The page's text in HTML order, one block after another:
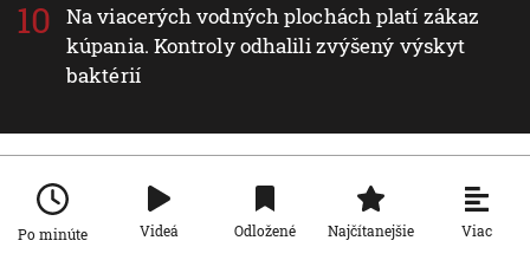
Na viacerých vodných plochách platí zákaz
kúpania. Kontroly odhalili zvýšený výskyt
baktérií
Nové v rubrike Svet
Po minúte Videá Odložené Najčítanejšie Viac